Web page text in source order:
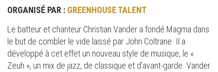
ORGANISÉ PAR : GREENHOUSE TALENT
Le batteur et chanteur Christian Vander a fondé Magma dans
le but de combler le vide laissé par John Coltrane. Il a
développé à cet effet un nouveau style de musique, le «
Zeuh », un mix de jazz, de classique et d’avant-garde. Vander